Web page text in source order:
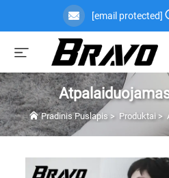
[email protected]
Pradinis Puslapis > Produktai>